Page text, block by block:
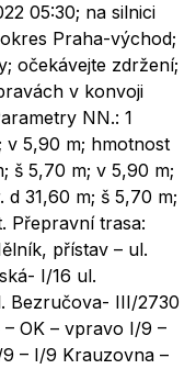
05:30; na silnici
Praha-východ;
očekávejte zdržení;
v konvoji
NN.: 1
v 5,90 m; hmotnost
š 5,70 m; v 5,90 m;
d 31,60 m; š 5,70 m;
Přepravní trasa:
přístav – ul.
I/16 ul.
Bezručova- III/2730
OK – vpravo I/9 –
– I/9 Krauzovna –